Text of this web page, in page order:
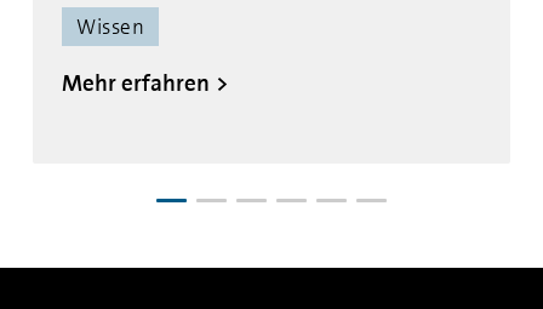
Wissen
Mehr erfahren